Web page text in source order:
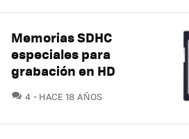
Memorias SDHC
especiales para
grabación en HD
4 COMENTARIOS
HACE 18 AÑOS